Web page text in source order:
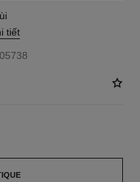
tiết